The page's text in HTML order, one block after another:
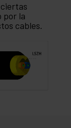
por la
cables.